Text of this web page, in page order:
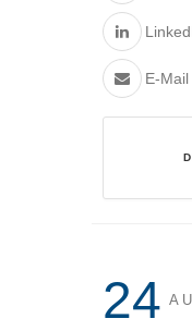
E-Mail
24